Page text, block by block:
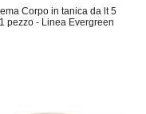
Corpo in tanica da lt 5
pezzo - Linea Evergreen